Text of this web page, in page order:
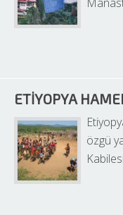
ETIYOPYA
özgü